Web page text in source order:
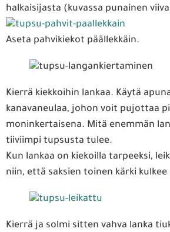
halkaisijasta (kuvassa punainen
Aseta pahvikiekot päällekkäin.
Kierrä kiekkoihin lankaa. Käytä
kanavaneulaa, johon voit pujottaa
moninkertaisena. Mitä enemmän
tiiviimpi tupsusta tulee.
Kun lankaa on kiekoilla tarpeeksi,
niin, että saksien toinen kärki kulkee
Kierrä ja solmi sitten vahva lanka